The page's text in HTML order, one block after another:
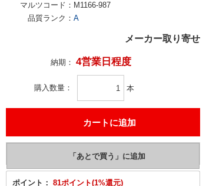
マルツコード： M1166-987
品質ランク： A
メーカー取り寄せ
納期： 4営業日程度
購入数量 本
ポイント： 81ポイント(1%還元)